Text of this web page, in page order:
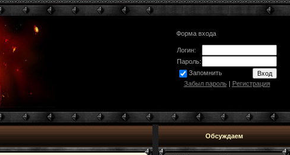
Форма входа
Логин:
Пароль:
Запомнить
Забыл пароль| Регистрация
Обсуждаем